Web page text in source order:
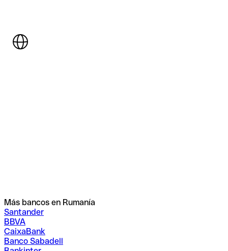
Más bancos en Rumanía
Santander
BBVA
CaixaBank
Banco Sabadell